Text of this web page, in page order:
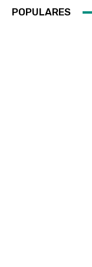
POPULARES